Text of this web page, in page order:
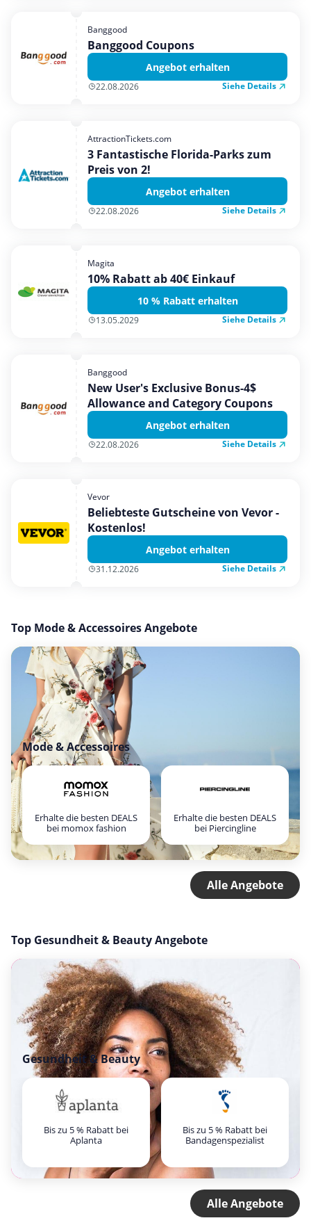
Banggood
Banggood Coupons
Angebot erhalten
22.08.2026 Siehe Details
AttractionTickets.com
3 Fantastische Florida-Parks zum
Preis von 2!
Angebot erhalten
22.08.2026 Siehe Details
Magita
10% Rabatt ab 40€ Einkauf
10 % Rabatt erhalten
13.05.2029 Siehe Details
Banggood
New User's Exclusive Bonus-4$
Allowance and Category Coupons
Angebot erhalten
22.08.2026 Siehe Details
Vevor
Beliebteste Gutscheine von Vevor -
Kostenlos!
Angebot erhalten
31.12.2026 Siehe Details
Top Mode & Accessoires Angebote
Mode & Accessoires
Erhalte die besten DEALS
bei momox fashion
Erhalte die besten DEALS
bei Piercingline
Alle Angebote
Top Gesundheit & Beauty Angebote
Gesundheit & Beauty
Bis zu 5 % Rabatt bei
Aplanta
Bis zu 5 % Rabatt bei
Bandagenspezialist
Alle Angebote